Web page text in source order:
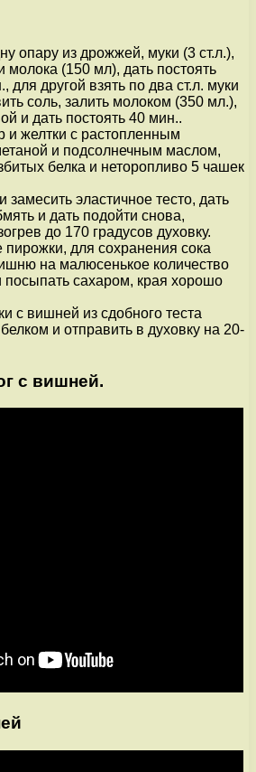
опару из дрожжей, муки (3 ст.л.),
молока (150 мл), дать постоять
для другой взять по два ст.л. муки
соль, залить молоком (350 мл.),
и дать постоять 40 мин..
и желтки с растопленным
и подсолнечным маслом,
белка и неторопливо 5 чашек
замесить эластичное тесто, дать
и дать подойти снова,
до 170 градусов духовку.
пирожки, для сохранения сока
на малюсенькое количество
посыпать сахаром, края хорошо
с вишней из сдобного теста
и отправить в духовку на 20-
с вишней.